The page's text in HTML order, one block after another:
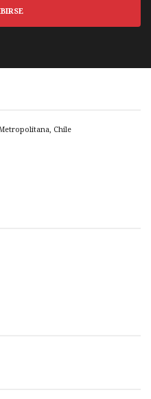
Chile